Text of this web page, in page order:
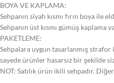
BOYA VE KAPLAMA:
Sehpanın siyah kısmı fırın boya ile
Sehpanın üst kısmı gümüş kaplama
PAKETLEME:
Sehpalara uygun tasarlanmış
sayede ürünler hasarsız bir şekilde
NOT: Satılık ürün ikili sehpadır.